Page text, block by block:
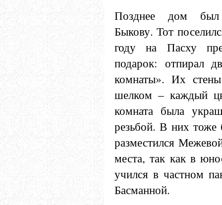
Позднее дом был
Быкову. Тот
году на Пасху
подарок: отпирал
комнаты». Их
шелком – каждый
комната была
резьбой. В них тоже
разместился
места, так как в
учился в частном
Басманной.